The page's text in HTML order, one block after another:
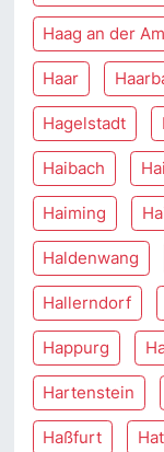
Haag an der
Haar
Hagelstadt
Haibach
Haiming
Haldenwang
Hallerndorf
Happurg
Hartenstein
Haßfurt